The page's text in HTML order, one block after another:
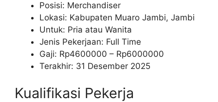
Posisi: Merchandiser
Lokasi: Kabupaten Muaro Jambi, Jambi
Untuk: Pria atau Wanita
Jenis Pekerjaan: Full Time
Gaji: Rp4600000 – Rp6000000
Terakhir: 31 Desember 2025
Kualifikasi Pekerja